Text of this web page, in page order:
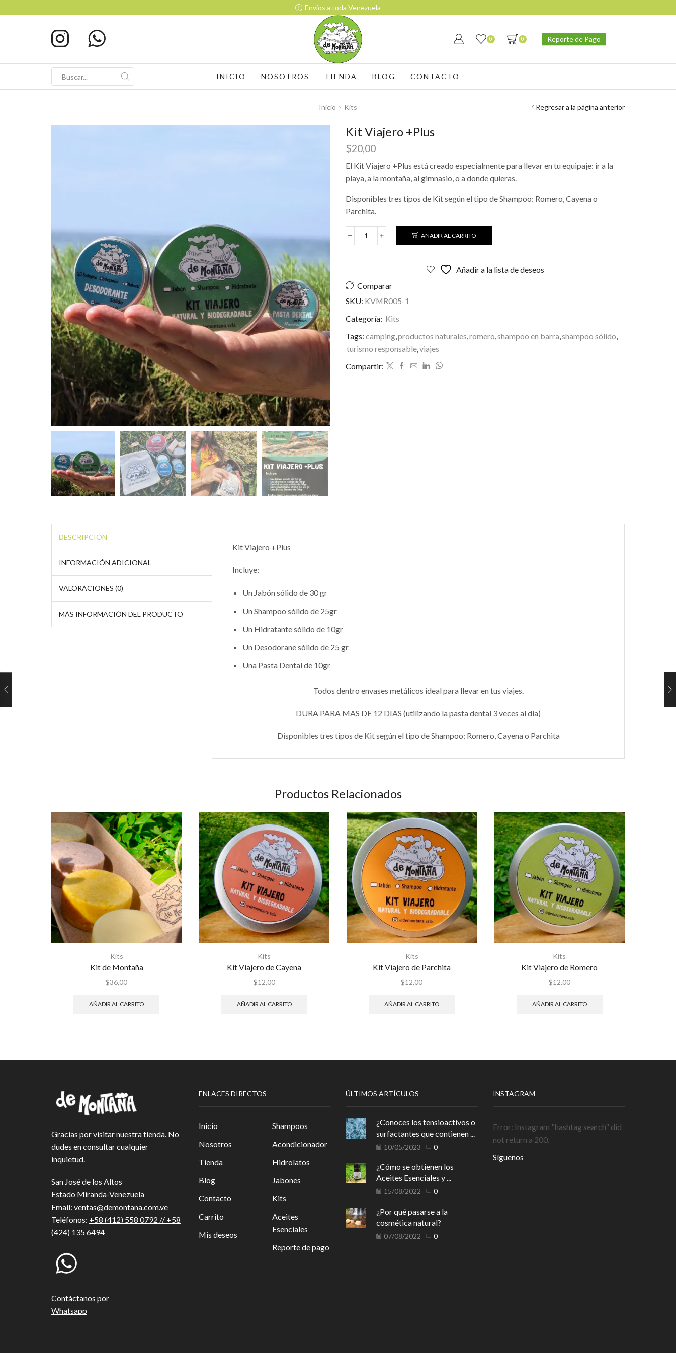
Envíos a toda Venezuela
0 0 Reporte de Pago
input
INICIO NOSOTROS TIENDA BLOG CONTACTO
Inicio Kits Regresar a la página anterior
Kit Viajero +Plus
$20,00
El Kit Viajero +Plus está creado especialmente para llevar en tu equipaje: ir a la
playa, a la montaña, al gimnasio, o a donde quieras.
Disponibles tres tipos de Kit según el tipo de Shampoo: Romero Cayenao
Parchita.
Kit
AÑADIR AL CARRITO
Añadir a la lista de deseos
Comparar
SKU: KVMR005-1
Categoría: Kits
Tags: camping productos naturales romero shampoo en barra shampoo sólido
turismo responsable viajes
Compartir:
DESCRIPCIÓN
INFORMACIÓN ADICIONAL
VALORACIONES (0)
MÁS INFORMACIÓN DEL PRODUCTO
Kit Viajero +Plus
Incluye:
Un Jabón sólido de 30 gr
Un Shampoo sólido de 25gr
Un Hidratante sólido de 10gr
Un Desodorane sólido de 25 gr
Una Pasta Dental de 10gr
Todos dentro envases metálicos ideal para llevar en tus viajes.
DURA PARA MAS DE 12 DIAS(utilizando la pasta dental 3 veces al día)
Disponibles tres tipos de Kit según el tipo de Shampoo: Romero,Cayenao Parchita
Productos Relacionados
Kits
Kit de Montaña
$36,00
AÑADIR AL CARRITO
Kits
Kit Viajero de Cayena
$12,00
AÑADIR AL CARRITO
Kits
Kit Viajero de Parchita
$12,00
AÑADIR AL CARRITO
Kits
Kit Viajero de Romero
$12,00
AÑADIR AL CARRITO
Gracias por visitar nuestra tienda. No
dudes en consultar cualquier
inquietud.
San José de los Altos
Estado Miranda-Venezuela
Email: ventas@demontana.com.ve
Teléfonos: +58 (412) 558 0792 // +58
(424) 135 6494
Contáctanos por
Whatsapp
ENLACES DIRECTOS
Inicio
Nosotros
Tienda
Blog
Contacto
Carrito
Mis deseos
Shampoos
Acondicionador
Hidrolatos
Jabones
Kits
Aceites
Esenciales
Reporte de pago
ÚLTIMOS ARTÍCULOS
¿Conoces los tensioactivos o
surfactantes que contienen ...
10/05/2023 0
¿Cómo se obtienen los
Aceites Esenciales y ...
15/08/2022 0
¿Por qué pasarse a la
cosmética natural?
07/08/2022 0
INSTAGRAM
Error: Instagram "hashtag search" did
not return a 200.
Síguenos